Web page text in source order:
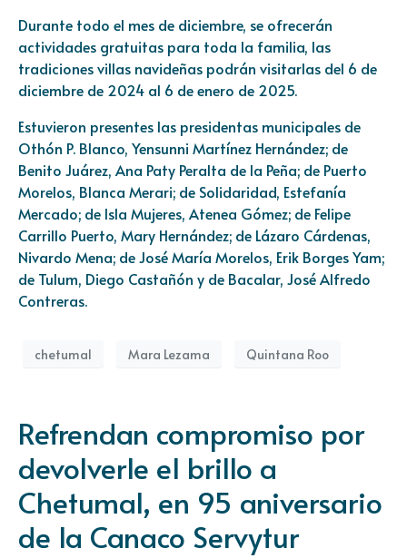
Durante todo el mes de diciembre, se ofrecerán
actividades gratuitas para toda la familia, las
tradiciones villas navideñas podrán visitarlas del 6 de
diciembre de 2024 al 6 de enero de 2025.
Estuvieron presentes las presidentas municipales de
Othón P. Blanco, Yensunni Martínez Hernández; de
Benito Juárez, Ana Paty Peralta de la Peña; de Puerto
Morelos, Blanca Merari; de Solidaridad, Estefanía
Mercado; de Isla Mujeres, Atenea Gómez; de Felipe
Carrillo Puerto, Mary Hernández; de Lázaro Cárdenas,
Nivardo Mena; de José María Morelos, Erik Borges Yam;
de Tulum, Diego Castañón y de Bacalar, José Alfredo
Contreras.
chetumal Mara Lezama Quintana Roo
Refrendan compromiso por
devolverle el brillo a
Chetumal, en 95 aniversario
de la Canaco Servytur